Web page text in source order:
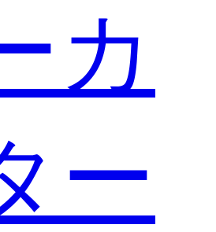
カ
ー